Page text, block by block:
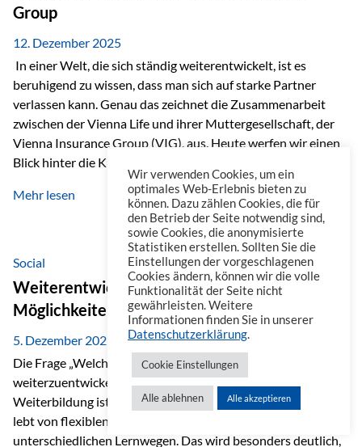
Group
12. Dezember 2025
In einer Welt, die sich ständig weiterentwickelt, ist es
beruhigend zu wissen, dass man sich auf starke Partner
verlassen kann. Genau das zeichnet die Zusammenarbeit
zwischen der Vienna Life und ihrer Muttergesellschaft, der
Vienna Insurance Group (VIG), aus. Heute werfen wir einen
Blick hinter die Kulissen auf eine Unternehmensgruppe mit
beeindruckender Geschichte, gewachsenem Know-how und
einem stabilen Fundament. Ein starkes Netzwerk in ganz
Europa Die Vienna Insurance Group ist die führende
Versicherungsgruppe in Zentral- und Osteuropa. Mit über
50 Versicherungsgesellschaften in insgesamt 30 Ländern
verbindet sie regionale Stärke mit internationaler
Kompetenz.
Mehr lesen
Social
Weiterentwicklung im Berufsalltag: Welche
Möglichkeiten es gibt
5. Dezember 2025
Die Frage „Welche Möglichkeiten gibt es, sich
weiterzuentwickeln?“ lässt sich heute vielseitig beantworten.
Weiterbildung ist längst kein starrer Prozess mehr, sondern
lebt von flexiblen Formaten, individuellen Bedürfnissen und
unterschiedlichen Lernwegen. Das wird besonders deutlich,
Wir verwenden Cookies, um ein
optimales Web-Erlebnis bieten zu
können. Dazu zählen Cookies, die für
den Betrieb der Seite notwendig sind,
sowie Cookies, die anonymisierte
Statistiken erstellen. Sollten Sie die
Einstellungen der vorgeschlagenen
Cookies ändern, können wir die volle
Funktionalität der Seite nicht
gewährleisten. Weitere
Informationen finden Sie in unserer
Datenschutzerklärung.
Cookie Einstellungen
Alle ablehnen Alle akzeptieren